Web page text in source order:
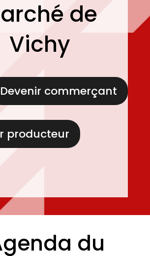
de
Vichy
Devenir commerçant
producteur
du